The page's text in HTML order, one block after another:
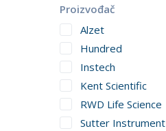
Proizvođač
Alzet
Hundred
Instech
Kent Scientific
RWD Life Science
Sutter Instrument